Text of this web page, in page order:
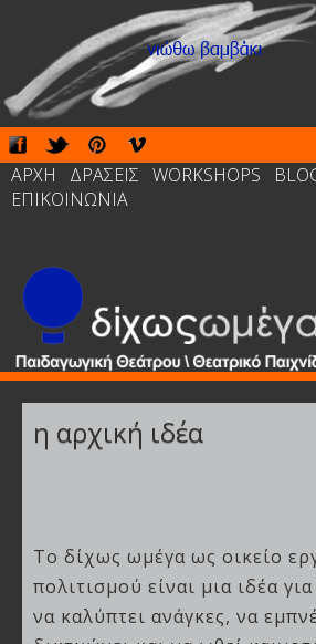
ΑΡΧΗ ΔΡΑΣΕΙΣ WORKSHOPS
ΕΠΙΚΟΙΝΩΝΙΑ
η αρχική ιδέα
Το δίχως ωμέγα ως οικείο
πολιτισμού είναι μια ιδέα
να καλύπτει ανάγκες, να